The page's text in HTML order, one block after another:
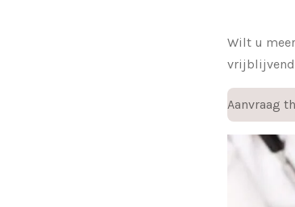
Wilt u
Aanvraag